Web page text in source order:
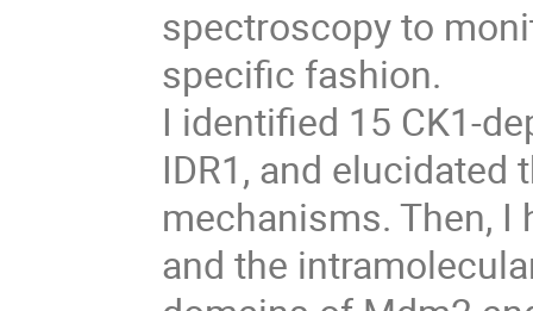
spectroscopy to
specific fashion.
I identified 15 CK1-
IDR1, and
mechanisms. Then, I
and the